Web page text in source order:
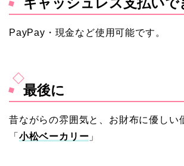
キャッシュレス支払いで
PayPay・現金など使用可能です。
最後に
昔ながらの雰囲気と、お財布に優しい
「 小松ベーカリー 」